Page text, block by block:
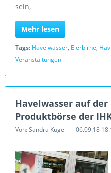
sein,
Mehr lesen
Tags: Havelwasser, Eierbirne,
Veranstaltungen
Havelwasser auf
Produktbörse der
Von: Sandra Kugel 06.09.18